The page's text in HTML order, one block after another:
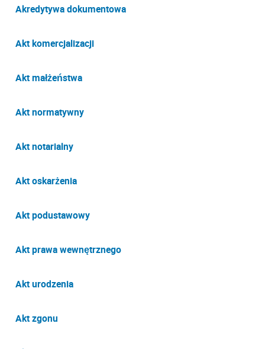
Akredytywa dokumentowa
Akt komercjalizacji
Akt małżeństwa
Akt normatywny
Akt notarialny
Akt oskarżenia
Akt podustawowy
Akt prawa wewnętrznego
Akt urodzenia
Akt zgonu